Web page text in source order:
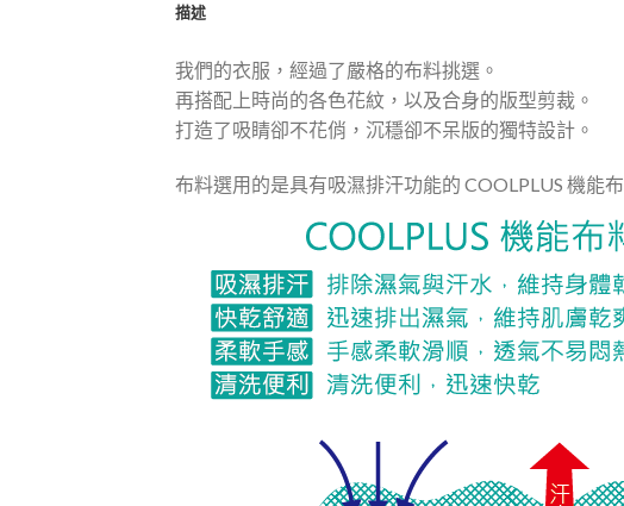
描述
我們的衣服，經過了嚴格的布料挑選。
再搭配上時尚的各色花紋，以及合身的版型剪裁。
打造了吸睛卻不花俏，沉穩卻不呆版的獨特設計。
布料選用的是具有吸濕排汗功能的 COOLPLUS 機能布